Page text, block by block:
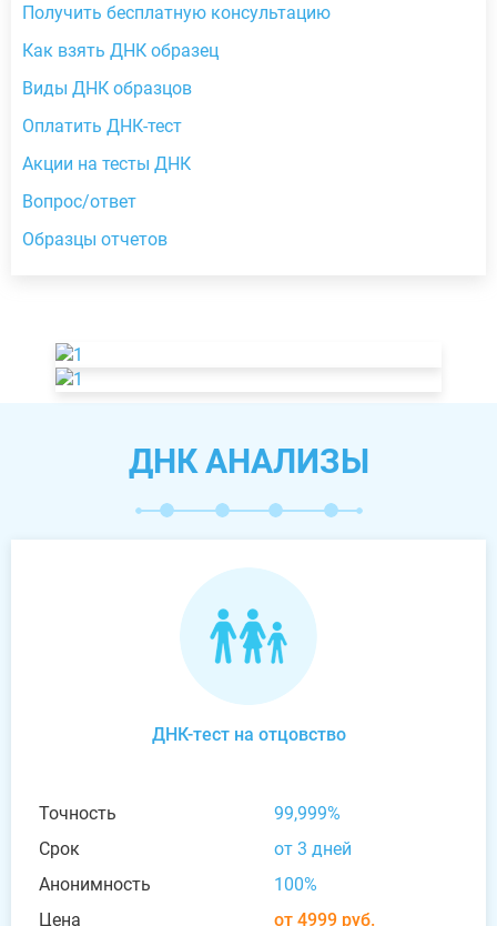
Получить бесплатную консультацию
Как взять ДНК образец
Виды ДНК образцов
Оплатить ДНК-тест
Акции на тесты ДНК
Вопрос/ответ
Образцы отчетов
ДНК АНАЛИЗЫ
ДНК-тест на отцовство
Точность
99,999%
Срок
от 3 дней
Анонимность
100%
Цена
от 4999 руб.